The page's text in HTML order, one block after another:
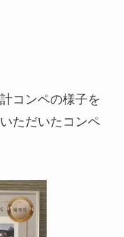
コンペの様子を
ただいたコンペ